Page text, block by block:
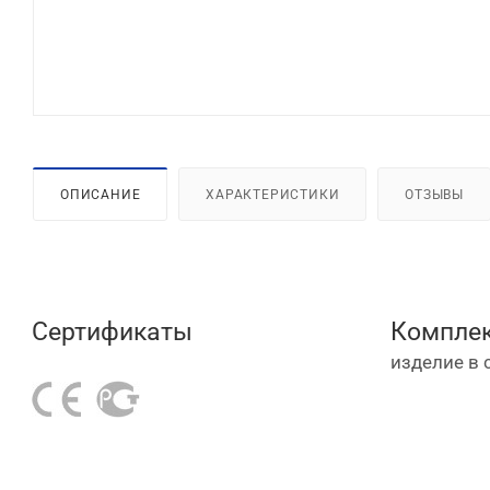
ОПИСАНИЕ ХАРАКТЕРИСТИКИ ОТЗЫВЫ
Сертификаты
изделие в